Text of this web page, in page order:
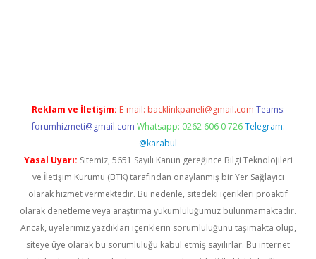
Reklam ve İletişim: E-mail: backlinkpaneli@gmail.com Teams:
forumhizmeti@gmail.com Whatsapp: 0262 606 0 726 Telegram:
@karabul
Yasal Uyarı: Sitemiz, 5651 Sayılı Kanun gereğince Bilgi Teknolojileri
ve İletişim Kurumu (BTK) tarafından onaylanmış bir Yer Sağlayıcı
olarak hizmet vermektedir. Bu nedenle, sitedeki içerikleri proaktif
olarak denetleme veya araştırma yükümlülüğümüz bulunmamaktadır.
Ancak, üyelerimiz yazdıkları içeriklerin sorumluluğunu taşımakta olup,
siteye üye olarak bu sorumluluğu kabul etmiş sayılırlar. Bu internet